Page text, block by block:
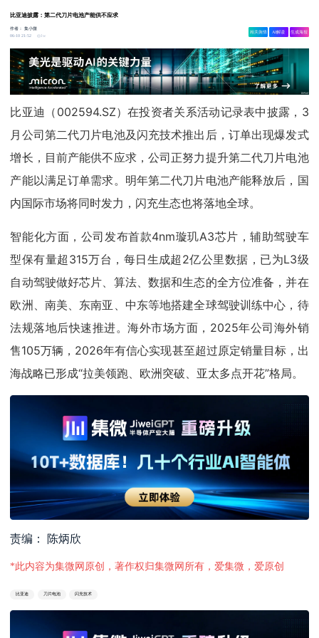
比亚迪披露：第二代刀片电池产能供不应求
作者：集小微
06-10 21:52
1w
相关舆情 AI解读 生成海报
比亚迪（002594.SZ）在投资者关系活动记录表中披露，3
月公司第二代刀片电池及闪充技术推出后，订单出现爆发式
增长，目前产能供不应求，公司正努力提升第二代刀片电池
产能以满足订单需求。明年第二代刀片电池产能释放后，国
内国际市场将同时发力，闪充生态也将落地全球。
智能化方面，公司发布首款4nm璇玑A3芯片，辅助驾驶车
型保有量超315万台，每日生成超2亿公里数据，已为L3级
自动驾驶做好芯片、算法、数据和生态的全方位准备，并在
欧洲、南美、东南亚、中东等地搭建全球驾驶训练中心，待
法规落地后快速推进。海外市场方面，2025年公司海外销
售105万辆，2026年有信心实现甚至超过原定销量目标，出
海战略已形成“拉美领跑、欧洲突破、亚太多点开花”格局。
责编： 陈炳欣
*此内容为集微网原创，著作权归集微网所有，爱集微，爱原创
比亚迪 刀片电池 闪充技术